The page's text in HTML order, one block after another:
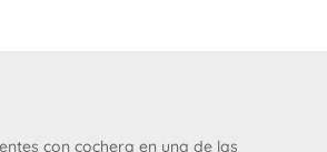
con cochera en una de las